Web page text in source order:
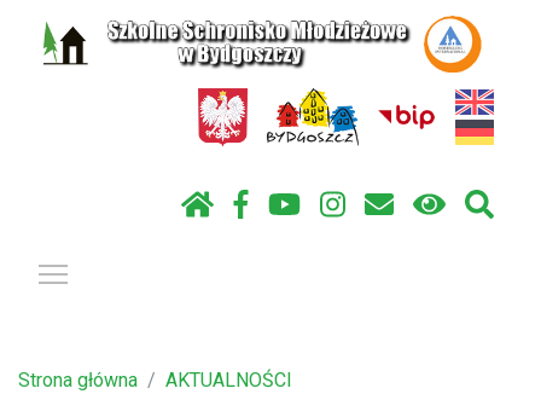
Strona główna
AKTUALNOŚCI